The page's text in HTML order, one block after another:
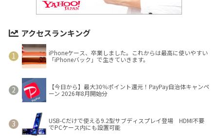
アクセスランキング
iPhoneケース、卒業しました。これからは最高に使いやすい
「iPhoneバック」で生きていきます。
【今日から】最大30％ポイント還元！PayPay自治体キャンペ
ーン 2026年8月開始分
USB-Cだけで使える9.2型サブディスプレイ登場 HDMI不要
でPCケース内にも設置可能